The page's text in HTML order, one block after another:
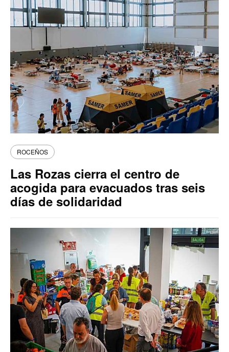
ROCEÑOS
Las Rozas cierra el centro de
acogida para evacuados tras seis
días de solidaridad